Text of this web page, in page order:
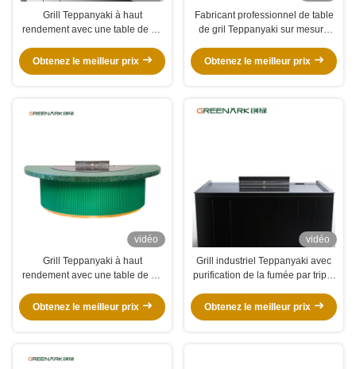
Grill Teppanyaki à haut
rendement avec une table de 20
alimentaire et un chauffage
Obtenez le meilleur prix
Fabricant professionnel de table
de gril Teppanyaki sur mesure
fiable d'équipement de gril
Obtenez le meilleur prix
vidéo
Grill Teppanyaki à haut
rendement avec une table de 20
alimentaire et un chauffage
Obtenez le meilleur prix
vidéo
Grill industriel Teppanyaki avec
purification de la fumée par triple
obstruction
Obtenez le meilleur prix